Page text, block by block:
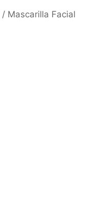
/ Mascarilla Facial